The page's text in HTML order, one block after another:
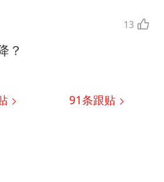
13
？
91条跟贴